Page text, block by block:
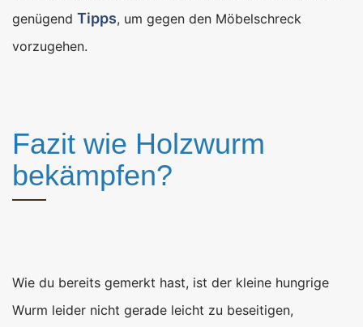
genügend Tipps, um gegen den Möbelschreck
vorzugehen.
Fazit wie Holzwurm
bekämpfen?
Wie du bereits gemerkt hast, ist der kleine hungrige
Wurm leider nicht gerade leicht zu beseitigen,